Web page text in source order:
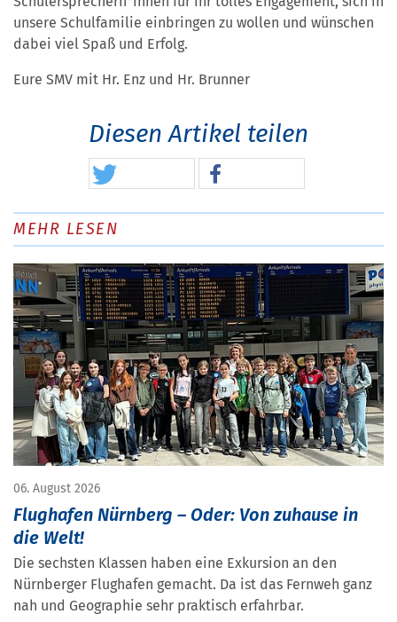
unsere Schulfamilie einbringen zu wollen und wünschen
dabei viel Spaß und Erfolg.
Eure SMV mit Hr. Enz und Hr. Brunner
Diesen Artikel teilen
MEHR LESEN
06. August 2026
Flughafen Nürnberg – Oder: Von zuhause in
die Welt!
Die sechsten Klassen haben eine Exkursion an den
Nürnberger Flughafen gemacht. Da ist das Fernweh ganz
nah und Geographie sehr praktisch erfahrbar.